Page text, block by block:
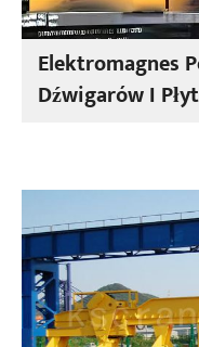
Elektromagnes
Dźwigarów I Płyt